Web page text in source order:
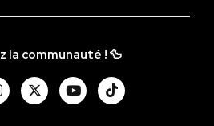
la communauté ! 🦆